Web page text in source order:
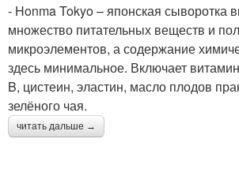
- Honma Tokyo – японская сыворотка
множество питательных веществ и
микроэлементов, а содержание
здесь минимальное. Включает
B, цистеин, эластин, масло плодов
зелёного чая.
читать дальше →